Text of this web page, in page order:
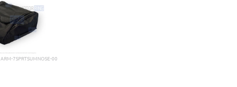
ARM-7SPRTSUMNOSE-00